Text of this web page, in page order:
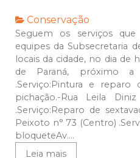
Conservação
Seguem os serviços
equipes da Subsecretaria
locais da cidade, no dia de
de Paraná, próximo a
.Serviço:Pintura e
pichação.-Rua Leila
.Serviço:Reparo de
Peixoto n° 73 (Centro)
bloqueteAv....
Leia mais